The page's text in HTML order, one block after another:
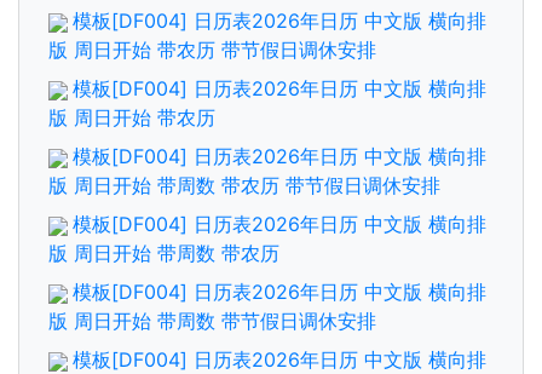
模板[DF004] 日历表2026年日历 中文版 横向排
版 周日开始 带农历 带节假日调休安排
模板[DF004] 日历表2026年日历 中文版 横向排
版 周日开始 带农历
模板[DF004] 日历表2026年日历 中文版 横向排
版 周日开始 带周数 带农历 带节假日调休安排
模板[DF004] 日历表2026年日历 中文版 横向排
版 周日开始 带周数 带农历
模板[DF004] 日历表2026年日历 中文版 横向排
版 周日开始 带周数 带节假日调休安排
模板[DF004] 日历表2026年日历 中文版 横向排